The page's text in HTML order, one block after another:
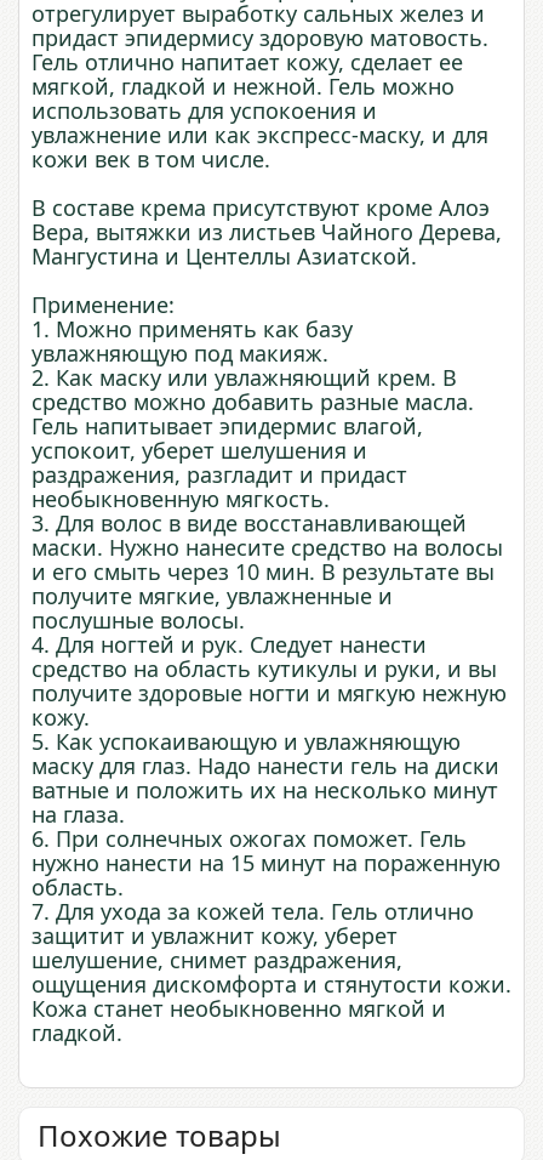
отрегулирует выработку сальных желез и
придаст эпидермису здоровую матовость.
Гель отлично напитает кожу, сделает ее
мягкой, гладкой и нежной. Гель можно
использовать для успокоения и
увлажнение или как экспресс-маску, и для
кожи век в том числе.
В составе крема присутствуют кроме Алоэ
Вера, вытяжки из листьев Чайного Дерева,
Мангустина и Центеллы Азиатской.
Применение:
1. Можно применять как базу
увлажняющую под макияж.
2. Как маску или увлажняющий крем. В
средство можно добавить разные масла.
Гель напитывает эпидермис влагой,
успокоит, уберет шелушения и
раздражения, разгладит и придаст
необыкновенную мягкость.
3. Для волос в виде восстанавливающей
маски. Нужно нанесите средство на волосы
и его смыть через 10 мин. В результате вы
получите мягкие, увлажненные и
послушные волосы.
4. Для ногтей и рук. Следует нанести
средство на область кутикулы и руки, и вы
получите здоровые ногти и мягкую нежную
кожу.
5. Как успокаивающую и увлажняющую
маску для глаз. Надо нанести гель на диски
ватные и положить их на несколько минут
на глаза.
6. При солнечных ожогах поможет. Гель
нужно нанести на 15 минут на пораженную
область.
7. Для ухода за кожей тела. Гель отлично
защитит и увлажнит кожу, уберет
шелушение, снимет раздражения,
ощущения дискомфорта и стянутости кожи.
Кожа станет необыкновенно мягкой и
гладкой.
Похожие товары